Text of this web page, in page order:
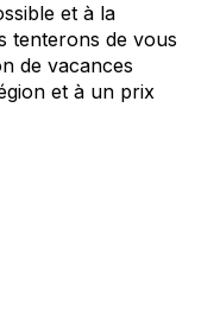
et à la
tenterons de vous
de vacances
et à un prix